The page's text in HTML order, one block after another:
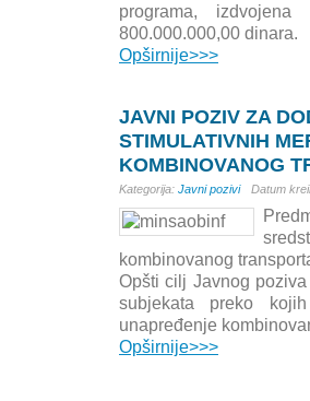
programa,
800.000.000,00 dinara.
Opširnije>>>
JAVNI POZIV ZA
STIMULATIVNIH
KOMBINOVANOG
Kategorija: Javni pozivi Datum
kombinovanog
Opšti cilj Javnog
subjekata preko
unapređenje
Opširnije>>>